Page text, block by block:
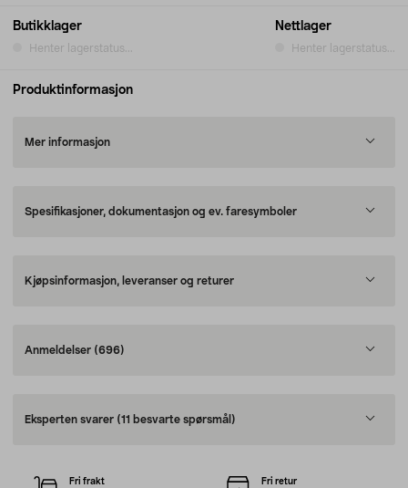
Butikklager
Henter lagerstatus...
Nettlager
Henter lagerstatus...
Produktinformasjon
Mer informasjon
Spesifikasjoner, dokumentasjon og ev. faresymboler
Kjøpsinformasjon, leveranser og returer
Anmeldelser (696)
Eksperten svarer (11 besvarte spørsmål)
Fri frakt Fri retur